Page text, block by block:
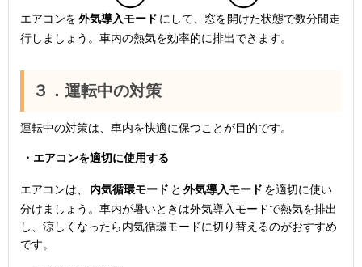
エアコンを外気導入モード にして、窓を開けた状態で数分間走
行しましょう。車内の熱気を効率的に排出できます。
３．運転中の対策
運転中の対策は、車内を快適に保つことが目的です。
・エアコンを適切に使用する
エアコンは、 内気循環モード と 外気導入モード を適切に使い
分けましょう。車内が暑いときは外気導入モードで熱気を排出
し、涼しくなったら内気循環モードに切り替えるのがおすすめ
です。